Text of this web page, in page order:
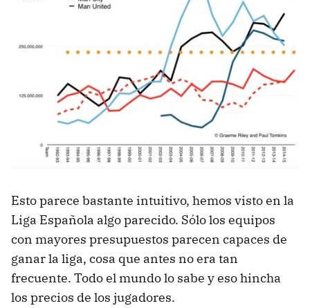
Esto parece bastante intuitivo, hemos visto en la
Liga Española algo parecido. Sólo los equipos
con mayores presupuestos parecen capaces de
ganar la liga, cosa que antes no era tan
frecuente. Todo el mundo lo sabe y eso hincha
los precios de los jugadores.